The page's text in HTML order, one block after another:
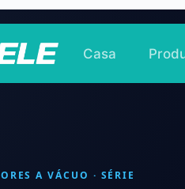
Casa
A VÁCUO · SÉRIE